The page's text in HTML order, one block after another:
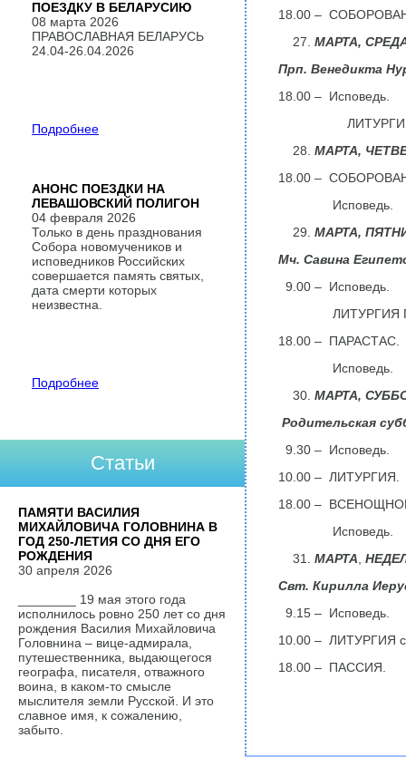
18.00 –
МАРТА,
Прп. Венедикта
18.00 – Исповедь.
ЛИТУРГИЯ
МАРТА,
18.00 –
Исповедь.
МАРТА,
Мч. Савина
9.00 – Исповедь.
ЛИТУРГИЯ
18.00 – ПАРАСТАС.
Исповедь.
МАРТА,
Родительская
9.30 – Исповедь.
10.00 – ЛИТУРГИЯ.
18.00 –
Исповедь.
МАРТА
Свт. Кирилла
9.15 – Исповедь.
10.00 – ЛИТУРГИЯ
18.00 – ПАССИЯ.
ПОЕЗДКУ В БЕЛАРУСИЮ
08 марта 2026
ПРАВОСЛАВНАЯ БЕЛАРУСЬ
24.04-26.04.2026
Подробнее
АНОНС ПОЕЗДКИ НА
ЛЕВАШОВСКИЙ ПОЛИГОН
04 февраля 2026
Только в день празднования
Собора новомучеников и
исповедников Российских
совершается память святых,
дата смерти которых
неизвестна.
Подробнее
Статьи
ПАМЯТИ ВАСИЛИЯ
МИХАЙЛОВИЧА ГОЛОВНИНА В
ГОД 250-ЛЕТИЯ СО ДНЯ ЕГО
РОЖДЕНИЯ
30 апреля 2026
________ 19 мая этого года
исполнилось ровно 250 лет со дня
рождения Василия Михайловича
Головнина – вице-адмирала,
путешественника, выдающегося
географа, писателя, отважного
воина, в каком-то смысле
мыслителя земли Русской. И это
славное имя, к сожалению,
забыто.